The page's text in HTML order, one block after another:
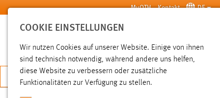
Zum Hauptinhalt springen MyOTH Kontakt DE
SUCHE
JETZT BEWERBEN
COOKIE EINSTELLUNGEN
Wir nutzen Cookies auf unserer Website. Einige von ihnen
sind technisch notwendig, während andere uns helfen,
diese Website zu verbessern oder zusätzliche
Funktionalitäten zur Verfügung zu stellen.